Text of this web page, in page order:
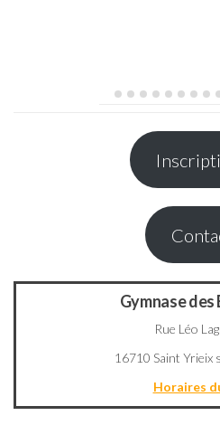
Gymnase des
Rue Léo
16710 Saint Yrieix
Horaires